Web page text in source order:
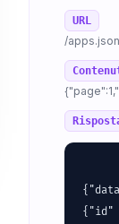
URL
/apps.json
{"id"